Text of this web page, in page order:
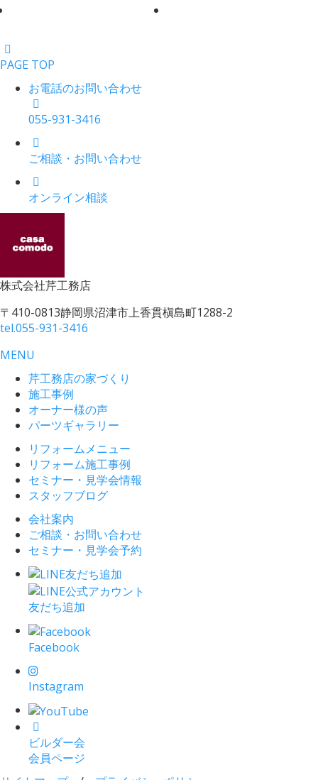
PAGE TOP
お電話のお問い合わせ
055-931-3416
ご相談・お問い合わせ
オンライン相談
株式会社芹工務店
〒410-0813静岡県沼津市上香貫槇島町1288-2
tel.055-931-3416
MENU
芹工務店の家づくり
施工事例
オーナー様の声
パーツギャラリー
リフォームメニュー
リフォーム施工事例
セミナー・見学会情報
スタッフブログ
会社案内
ご相談・お問い合わせ
セミナー・見学会予約
友だち追加
Facebook
Instagram
ビルダー会
会員ページ